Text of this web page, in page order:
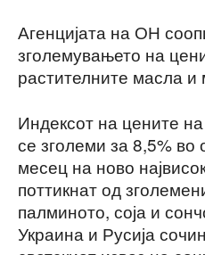
Агенцијата на ОН
зголемувањето на
растителните масла
Индексот на цените
се зголеми за 8,5% во
месец на ново
поттикнат од
палминото, соја и
Украина и Русија